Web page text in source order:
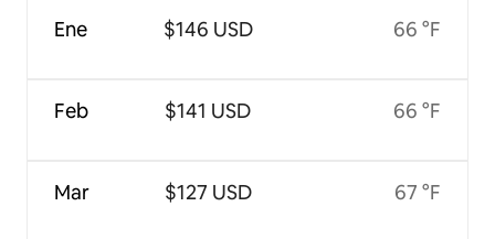
Ene
Feb
Mar
$146 USD
$141 USD
$127 USD
66 °F
66 °F
67 °F